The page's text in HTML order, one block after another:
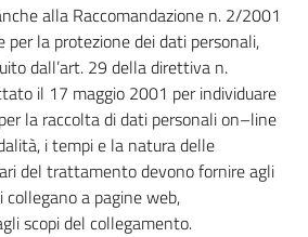
alla Raccomandazione n. 2/2001
per la protezione dei dati personali,
dall’art. 29 della direttiva n.
il 17 maggio 2001 per individuare
la raccolta di dati personali on–line
i tempi e la natura delle
del trattamento devono fornire agli
a pagine web,
scopi del collegamento.